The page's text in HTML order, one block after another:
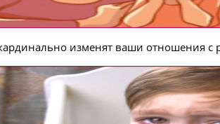
изменят ваши отношения с